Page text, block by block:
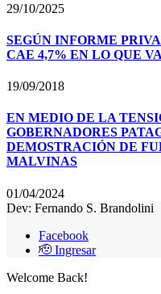
29/10/2025
SEGÚN INFORME
CAE 4,7% EN LO QUE
19/09/2018
EN MEDIO DE LA
GOBERNADORES
DEMOSTRACIÓN DE
MALVINAS
01/04/2024
Dev: Fernando S. Brandolini
Facebook
🫡 Ingresar
Welcome Back!